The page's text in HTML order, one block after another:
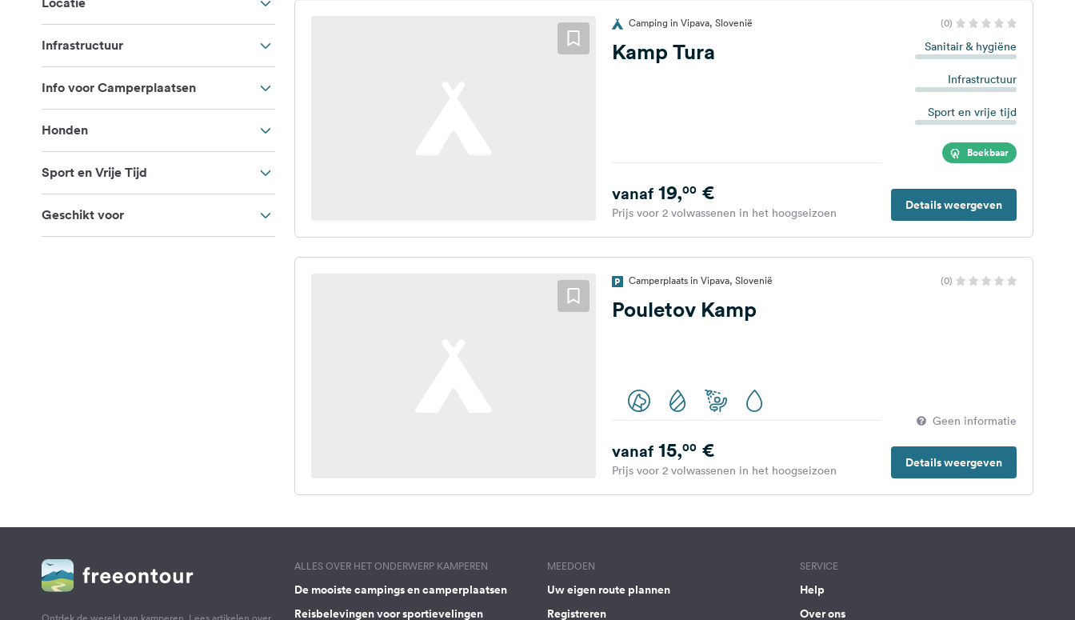
Infrastructuur
Info voor Camperplaatsen
Honden
Sport en Vrije Tijd
Geschikt voor
Camping in Vipava, Slovenië (0)
Kamp Tura Sanitair & hygiëne
Infrastructuur
Sport en vrije tijd
Boekbaar
Details weergeven
vanaf19,00€
Prijs voor 2 volwassenen in het hoogseizoen
Camperplaats in Vipava, Slovenië (0)
Pouletov Kamp
Geen informatie
Details weergeven
vanaf15,00€
Prijs voor 2 volwassenen in het hoogseizoen
ALLES OVER HET ONDERWERP KAMPEREN
De mooiste campings en camperplaatsen
Reisbelevingen voor sportievelingen
MEEDOEN
Uw eigen route plannen
Registreren
SERVICE
Help
Over ons